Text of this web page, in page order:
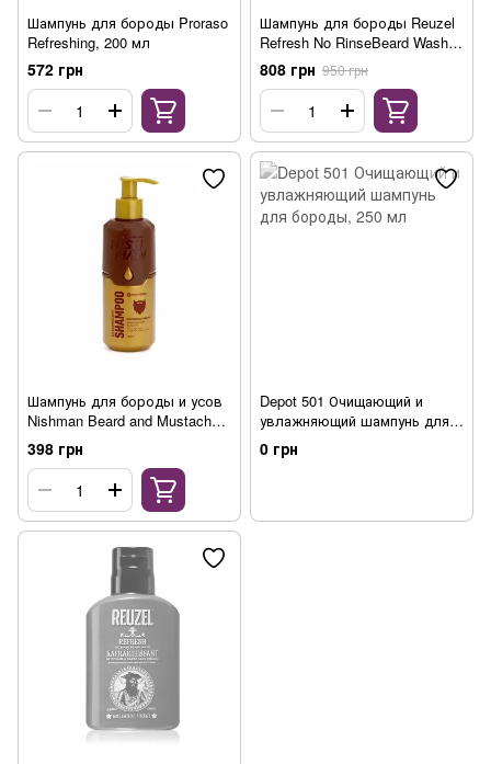
Шампунь для бороды Proraso
Refreshing, 200 мл
572 грн
Шампунь для бороды Reuzel
Refresh No RinseBeard Wash,
200мл
808 грн 950 грн
Шампунь для бороды и усов
Nishman Beard and Mustache
Care Shampoo 200 мл
398 грн
Depot 501 Очищающий и
увлажняющий шампунь для
бороды, 250 мл
0 грн